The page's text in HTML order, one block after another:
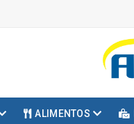
ALIMENTOS